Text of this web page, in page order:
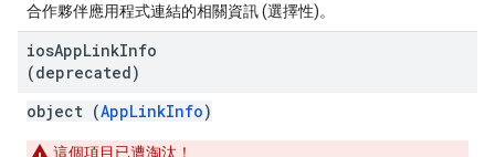
合作夥伴應用程式連結的相關資訊 (選擇性)。
iosAppLinkInfo
(deprecated)
object (AppLinkInfo)
這個項目已遭淘汰！